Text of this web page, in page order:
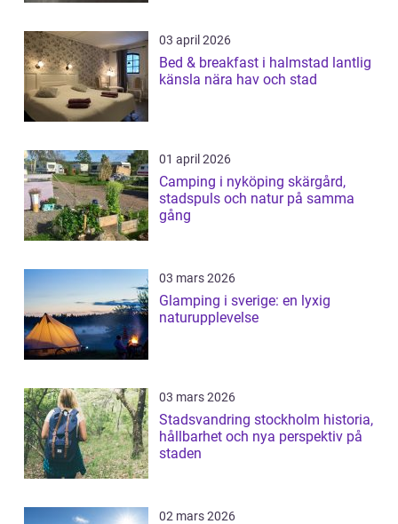
03 april 2026
Bed & breakfast i halmstad lantlig
känsla nära hav och stad
01 april 2026
Camping i nyköping skärgård,
stadspuls och natur på samma
gång
03 mars 2026
Glamping i sverige: en lyxig
naturupplevelse
03 mars 2026
Stadsvandring stockholm historia,
hållbarhet och nya perspektiv på
staden
02 mars 2026